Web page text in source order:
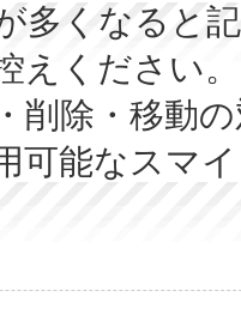
多くなると
えください
削除・移動
可能なスマ